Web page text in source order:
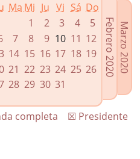
gobierno
Ma Mi Ju Vi Sá Do
1
2 3 4
5
7 8 9 10 11 12
14 15 16 17 18 19
21 22 23 24 25 26
28 29 30 31
Marzo 2020
Febrero 2020
☒ Presidente
completa